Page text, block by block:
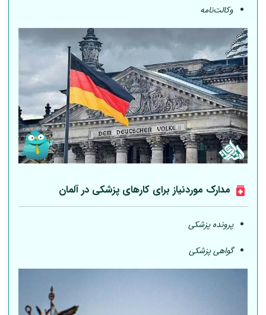
وکالت‌نامه
مدارک موردنیاز برای کارهای پزشکی درآلمان
پرونده پزشکی
گواهی پزشکی